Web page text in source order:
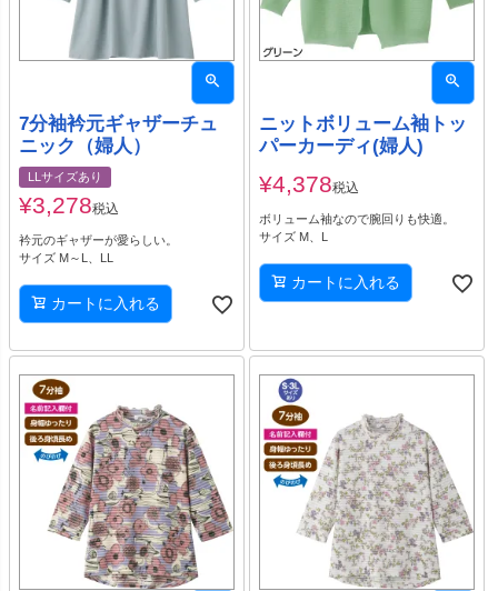
7分袖衿元ギャザーチュ
ニック（婦人）
LLサイズあり
¥3,278税込
衿元のギャザーが愛らしい。
サイズ M～L、LL
カートに入れる
ニットボリューム袖トッ
パーカーディ(婦人)
¥4,378税込
ボリューム袖なので腕回りも快適。
サイズ M、L
カートに入れる